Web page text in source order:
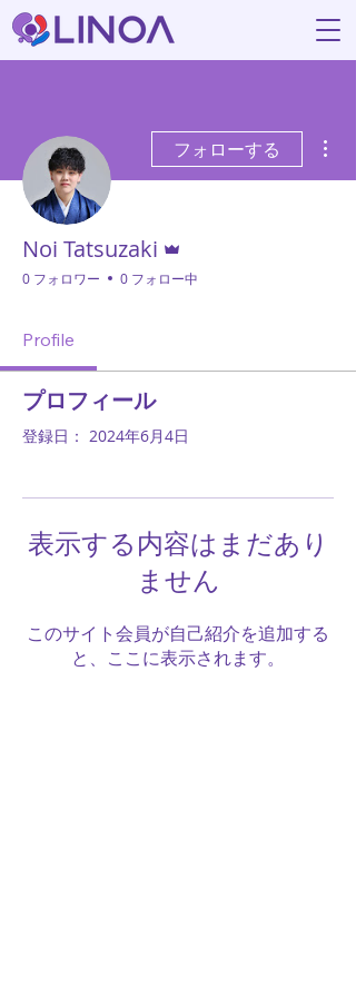
フォローする
Noi Tatsuzaki
0 フォロワー 0 フォロー中
Profile
プロフィール
登録日： 2024年6月4日
表示する内容はまだあり
ません
このサイト会員が自己紹介を追加する
と、ここに表示されます。